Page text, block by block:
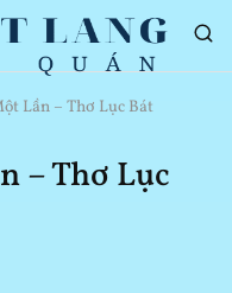
Lần – Thơ Lục Bát
– Thơ Lục